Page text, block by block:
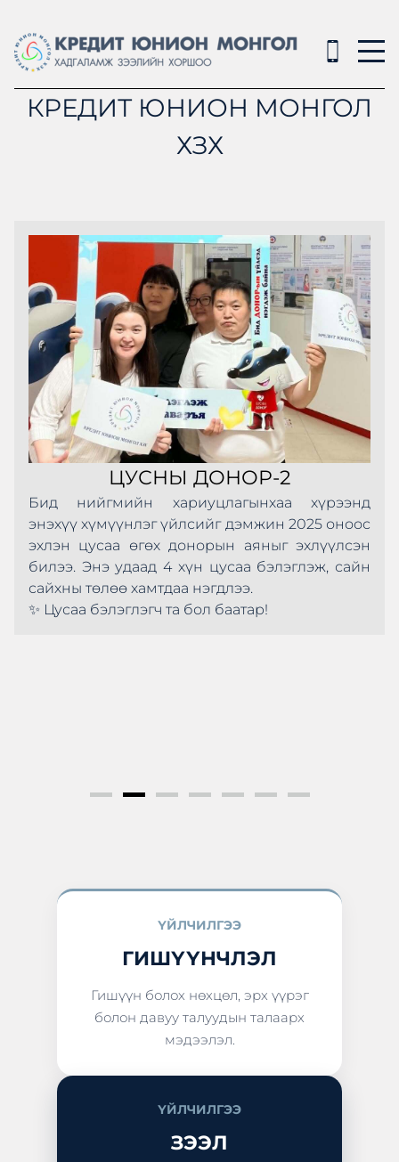
КРЕДИТ ЮНИОН МОНГОЛ
ХЗХ
ЦУСНЫ ДОНОР-2
Бид нийгмийн хариуцлагынхаа хүрээнд
энэхүү хүмүүнлэг үйлсийг дэмжин 2025 оноос
эхлэн цусаа өгөх донорын аяныг эхлүүлсэн
билээ. Энэ удаад 4 хүн цусаа бэлэглэж, сайн
сайхны төлөө хамтдаа нэгдлээ.
✨ Цусаа бэлэглэгч та бол баатар!
ҮЙЛЧИЛГЭЭ
ГИШҮҮНЧЛЭЛ
Гишүүн болох нөхцөл, эрх үүрэг
болон давуу талуудын талаарх
мэдээлэл.
ҮЙЛЧИЛГЭЭ
ЗЭЭЛ